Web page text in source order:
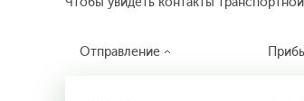
Отправление